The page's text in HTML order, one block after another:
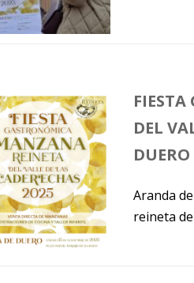
DEL
Aranda
reineta